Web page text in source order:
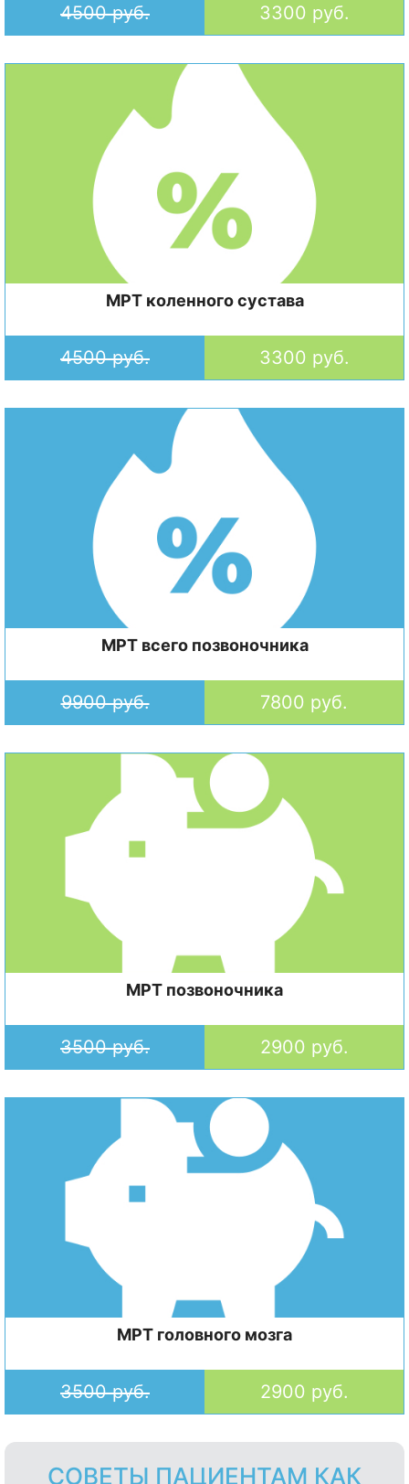
4500 руб. 3300 руб.
МРТ коленного сустава
4500 руб. 3300 руб.
МРТ всего позвоночника
9900 руб. 7800 руб.
МРТ позвоночника
3500 руб. 2900 руб.
МРТ головного мозга
3500 руб. 2900 руб.
СОВЕТЫ ПАЦИЕНТАМ КАК